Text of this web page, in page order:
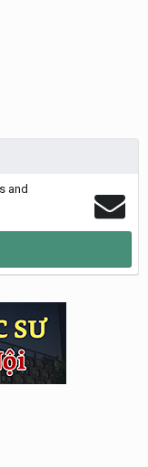
and